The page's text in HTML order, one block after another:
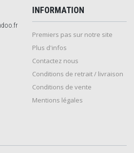
INFORMATION
Premiers pas sur notre site
Plus d'infos
Contactez nous
Conditions de retrait / livraison
Conditions de vente
Mentions légales